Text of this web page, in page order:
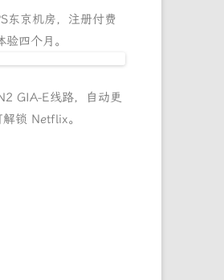
东京机房，注册付费
四个月。
GIA-E线路，自动更
锁 Netflix。